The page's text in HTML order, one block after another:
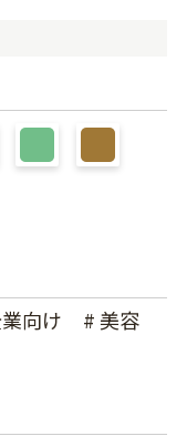
向け
# 美容